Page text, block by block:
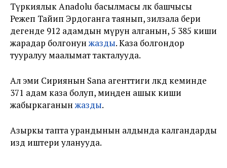
Түркиялык Anadolu басылмасы өлкө башчысы
Режеп Тайип Эрдоганга таянып, зилзала бери
дегенде 912 адамдын өмүрун алганын, 5 385 киши
жарадар болгонунжазды. Каза болгондор
тууралуу маалымат такталууда.
Ал эми Сириянын Sana агенттиги өлкөдө кеминде
371 адам каза болуп, миңден ашык киши
жабыркаганынжазды.
Азыркы тапта урандынын алдында калгандарды
издөө иштери уланууда.